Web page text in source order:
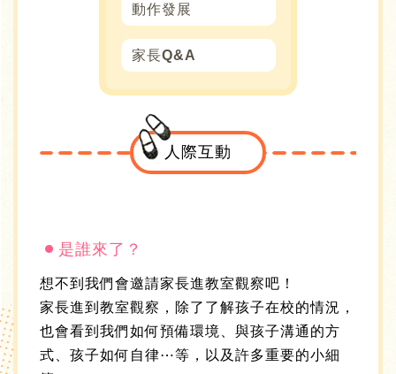
動作發展
家長Q&A
人際互動
是誰來了？
想不到我們會邀請家長進教室觀察吧！
家長進到教室觀察，除了了解孩子在校的情況，
也會看到我們如何預備環境、與孩子溝通的方
式、孩子如何自律⋯等，以及許多重要的小細